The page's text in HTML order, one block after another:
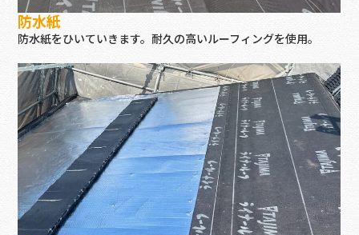
防水紙
防水紙をひいていきます。耐久の高いルーフィングを使用。